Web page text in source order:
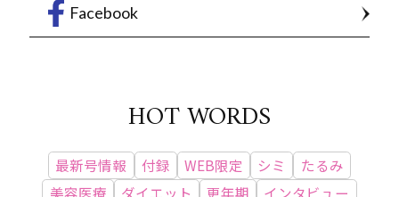
Facebook
HOT WORDS
最新号情報 付録 WEB限定 シミ
たるみ
美容医療
ダイエット 更年期
インタビュー